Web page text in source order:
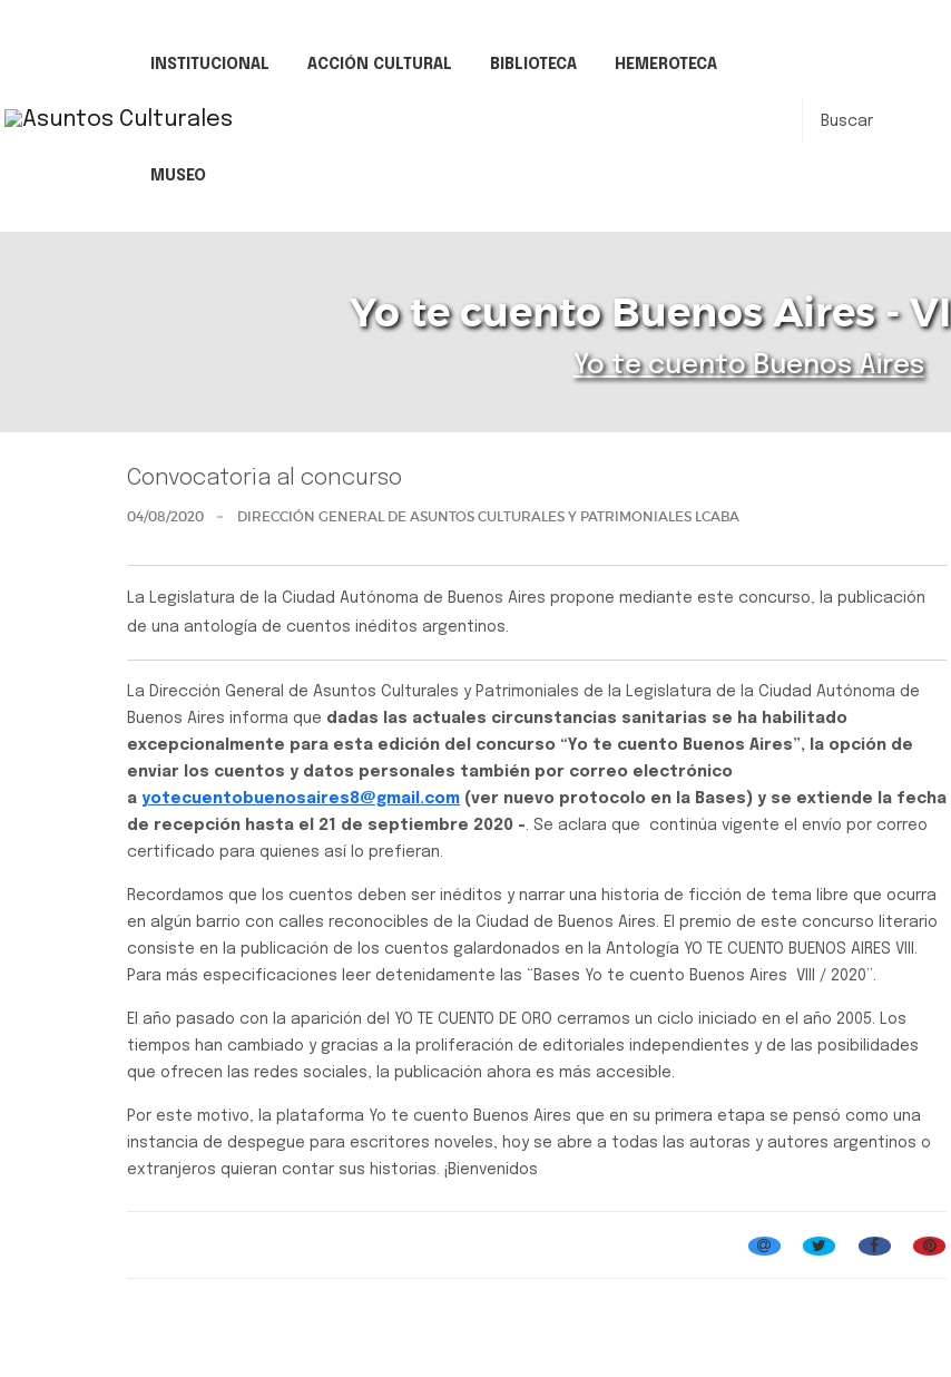
INSTITUCIONAL ACCIÓN CULTURAL BIBLIOTECA HEMEROTECA
MUSEO
Yo te cuento Buenos Aires -
Yo te cuento Buenos Aires
Convocatoria al concurso
04/08/2020 DIRECCIÓN GENERAL DE ASUNTOS CULTURALES Y PATRIMONIALES LCABA
La Legislatura de la Ciudad Autónoma de Buenos Aires propone mediante este concurso, la publicación
de una antología de cuentos inéditos argentinos.
La Dirección General de Asuntos Culturales y Patrimoniales de la Legislatura de la Ciudad Autónoma de
Buenos Aires informa que dadas las actuales circunstancias sanitarias se ha habilitado
excepcionalmente para esta edición del concurso “Yo te cuento Buenos Aires”, la opción de
enviar los cuentos y datos personales también por correo electrónico
a yotecuentobuenosaires8@gmail.com (ver nuevo protocolo en la Bases) y se extiende la fecha
de recepción hasta el 21 de septiembre 2020 -. Se aclara que continúa vigente el envío por correo
certificado para quienes así lo prefieran.
Recordamos que los cuentos deben ser inéditos y narrar una historia de ficción de tema libre que ocurra
en algún barrio con calles reconocibles de la Ciudad de Buenos Aires. El premio de este concurso literario
consiste en la publicación de los cuentos galardonados en la Antología YO TE CUENTO BUENOS AIRES VIII.
Para más especificaciones leer detenidamente las “Bases Yo te cuento Buenos Aires VIII / 2020”.
El año pasado con la aparición del YO TE CUENTO DE ORO cerramos un ciclo iniciado en el año 2005. Los
tiempos han cambiado y gracias a la proliferación de editoriales independientes y de las posibilidades
que ofrecen las redes sociales, la publicación ahora es más accesible.
Por este motivo, la plataforma Yo te cuento Buenos Aires que en su primera etapa se pensó como una
instancia de despegue para escritores noveles, hoy se abre a todas las autoras y autores argentinos o
extranjeros quieran contar sus historias. ¡Bienvenidos